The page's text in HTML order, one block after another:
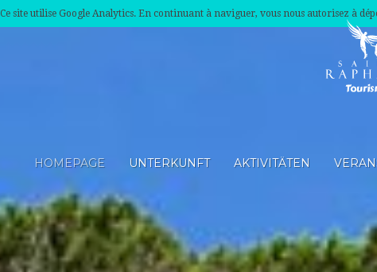
Ce site utilise Google Analytics. En continuant à naviguer, vous nous autorisez à
HOMEPAGE UNTERKUNFT AKTIVITÄTEN